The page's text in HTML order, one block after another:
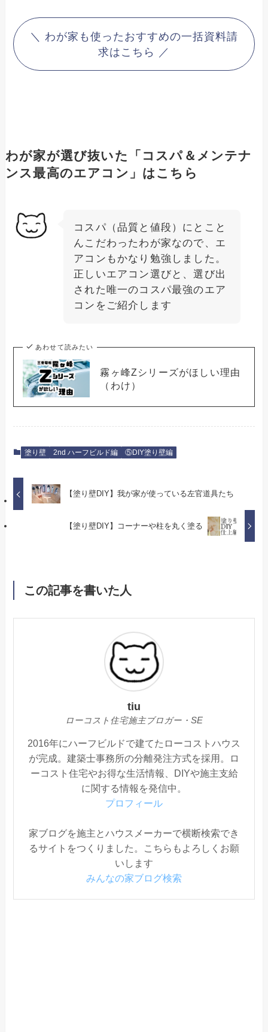
＼ わが家も使ったおすすめの一括資料請
求はこちら ／
わが家が選び抜いた「コスパ＆メンテナ
ンス最高のエアコン」はこちら
コスパ（品質と値段）にとこと
んこだわったわが家なので、エ
アコンもかなり勉強しました。
正しいエアコン選びと、選び出
された唯一のコスパ最強のエア
コンをご紹介します
あわせて読みたい
霧ヶ峰Zシリーズがほしい理由
（わけ）
塗り壁 2nd ハーフビルド編 ⑤DIY塗り壁編
【塗り壁DIY】我が家が使っている左官道具たち
【塗り壁DIY】コーナーや柱を丸く塗る
この記事を書いた人
tiu
ローコスト住宅施主ブロガー・SE
2016年にハーフビルドで建てたローコストハウス
が完成。建築士事務所の分離発注方式を採用。ロ
ーコスト住宅やお得な生活情報、DIYや施主支給
に関する情報を発信中。
プロフィール
家ブログを施主とハウスメーカーで横断検索でき
るサイトをつくりました。こちらもよろしくお願
いします
みんなの家ブログ検索